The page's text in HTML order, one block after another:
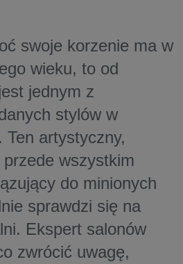
swoje korzenie ma w
wieku, to od
jednym z
stylów w
Ten artystyczny,
wszystkim
do minionych
sprawdzi się na
Ekspert salonów
zwrócić uwagę,